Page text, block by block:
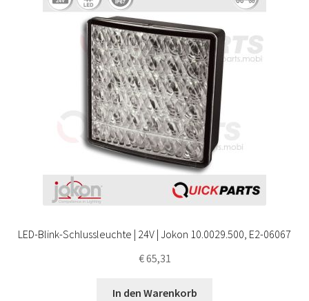
LED-Blink-Schlussleuchte | 24V | Jokon 10.0029.500, E2-06067
€65,31
In den Warenkorb